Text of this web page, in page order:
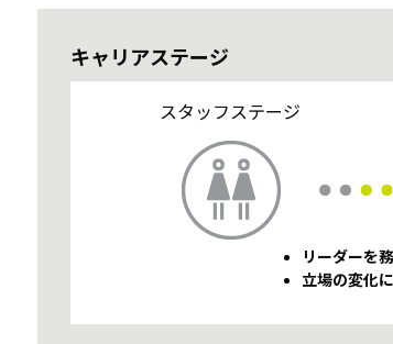
キャリアステージ
スタッフステージ
リーダーを
立場の変化